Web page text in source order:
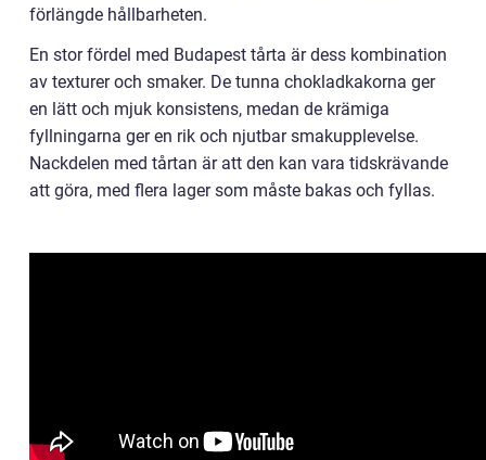
förlängde hållbarheten.
En stor fördel med Budapest tårta är dess kombination
av texturer och smaker. De tunna chokladkakorna ger
en lätt och mjuk konsistens, medan de krämiga
fyllningarna ger en rik och njutbar smakupplevelse.
Nackdelen med tårtan är att den kan vara tidskrävande
att göra, med flera lager som måste bakas och fyllas.